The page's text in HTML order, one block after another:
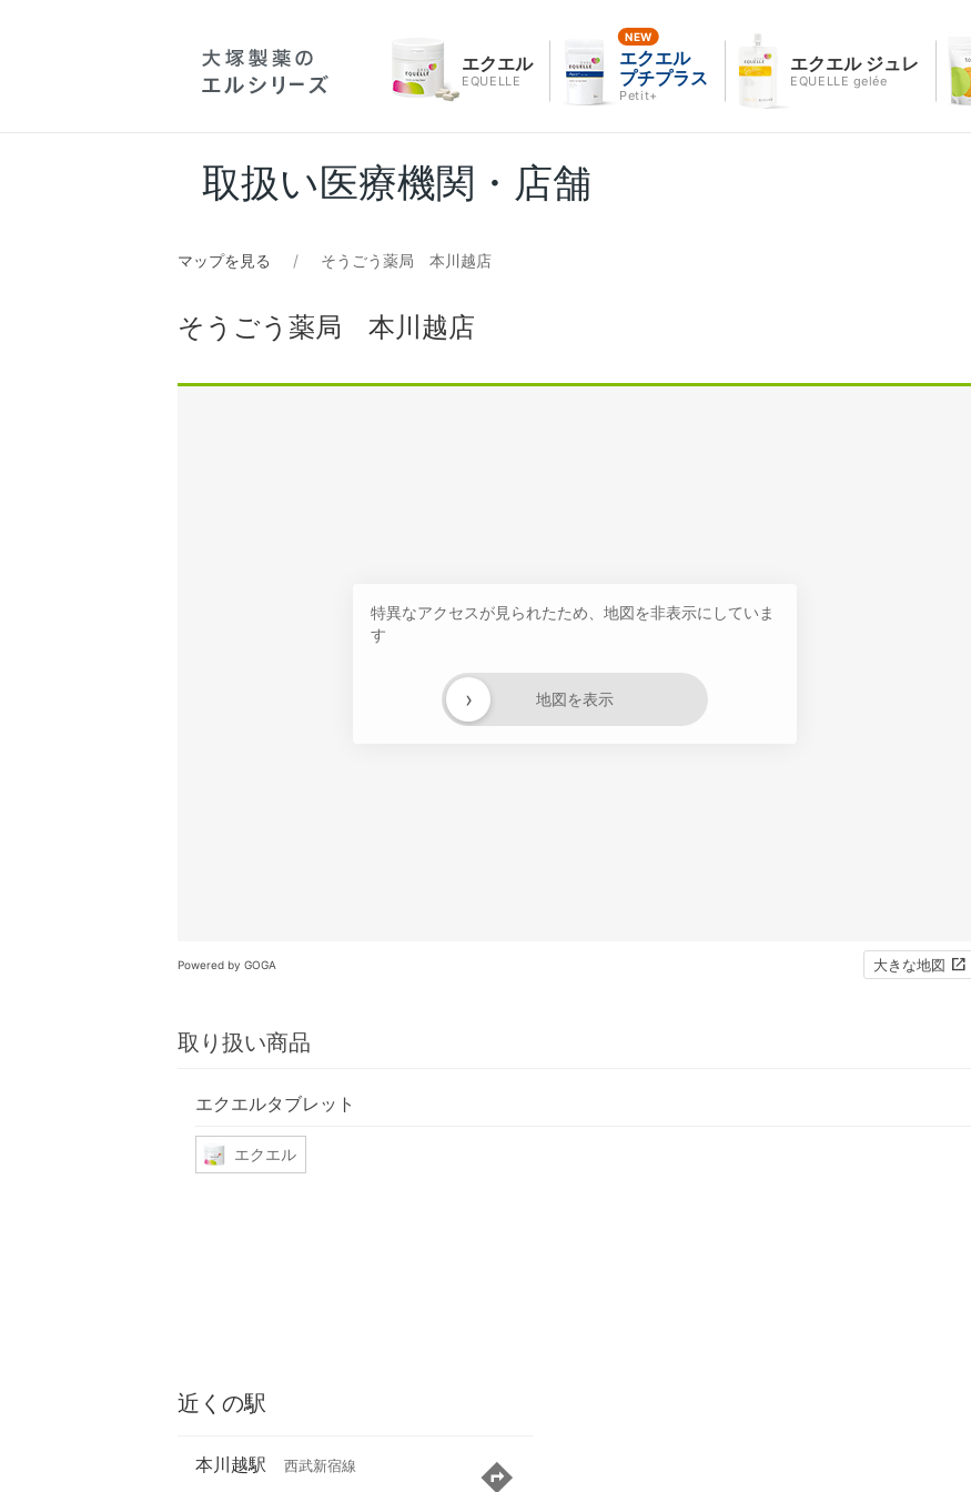
エクエル
EQUELLE
エクエル
プチプラス
Petit+
エクエル ジュレ
EQUELLE gelée
取扱い医療機関・店舗
マップを見る そうごう薬局 本川越店
そうごう薬局 本川越店
特異なアクセスが見られたため、地図を非表示にしていま
す
地図を表示
›
Powered by GOGA 大きな地図
取り扱い商品
エクエルタブレット
エクエル
近くの駅
本川越駅 西武新宿線